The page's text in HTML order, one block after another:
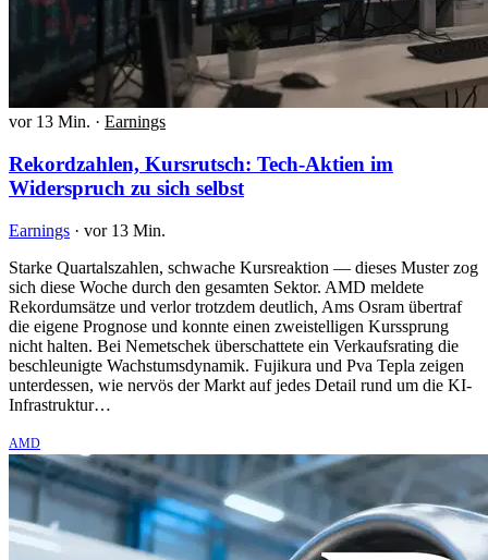
vor 13 Min. · Earnings
Rekordzahlen, Kursrutsch: Tech-Aktien im
Widerspruch zu sich selbst
Earnings · vor 13 Min.
Starke Quartalszahlen, schwache Kursreaktion — dieses Muster zog
sich diese Woche durch den gesamten Sektor. AMD meldete
Rekordumsätze und verlor trotzdem deutlich, Ams Osram übertraf
die eigene Prognose und konnte einen zweistelligen Kurssprung
nicht halten. Bei Nemetschek überschattete ein Verkaufsrating die
beschleunigte Wachstumsdynamik. Fujikura und Pva Tepla zeigen
unterdessen, wie nervös der Markt auf jedes Detail rund um die KI-
Infrastruktur…
AMD